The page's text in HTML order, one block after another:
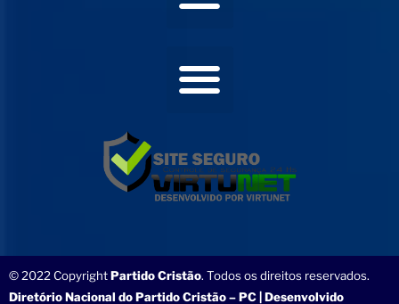
© 2022 CopyrightPartido Cristão. Todos os direitos reservados.
Diretório Nacional do Partido Cristão – PC | Desenvolvido